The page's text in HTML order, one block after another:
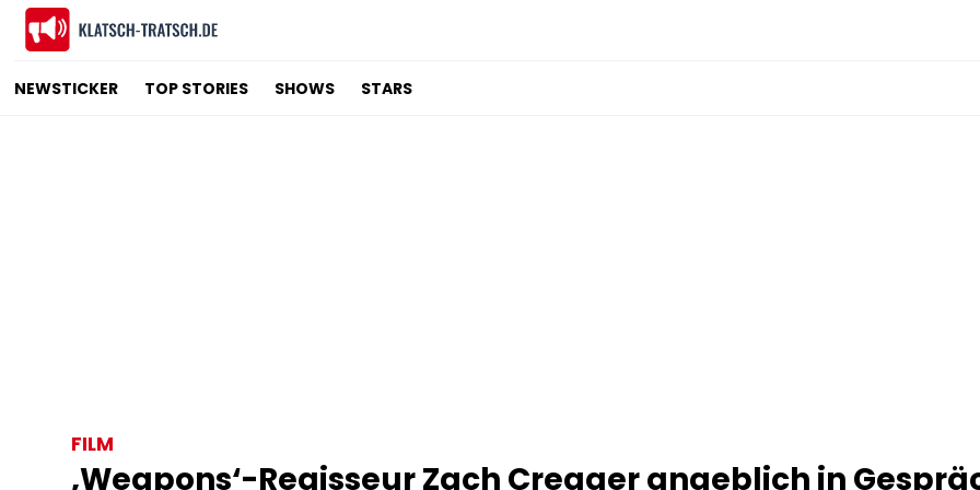
NEWSTICKER TOP STORIES SHOWS STARS
FILM
‚Weapons‘-Regisseur Zach Cregger angeblich in